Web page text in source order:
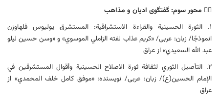
۳️⃣ محور سوم: گفتگوی ادیان و مذاهب
۱. الثورة الحسينية والقراءة الاستشراقية: المستشرق يوليوس فلهاوزن
انموذجًا/ زبان: عربی/ «كريم عذاب لفته الزاملي الموسوي» و «وسن حسين ليلو
عبد الله السعيدي» از عراق
۲. التأصيل الثوري لثقافة ثورة الاصلاح الحسينية وأقوال المستشرقين في
الإمام الحسين(ع)/ زبان: عربی/ نویسنده: «موفق كامل خلف المحمدي» از
عراق